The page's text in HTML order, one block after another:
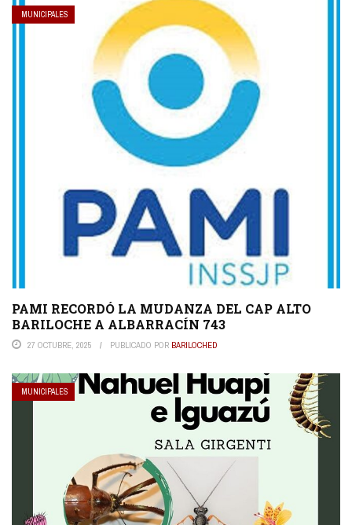
MUNICIPALES
PAMI RECORDÓ LA MUDANZA DEL CAP ALTO
BARILOCHE A ALBARRACÍN 743
27 OCTUBRE, 2025 PUBLICADO POR BARILOCHED
MUNICIPALES